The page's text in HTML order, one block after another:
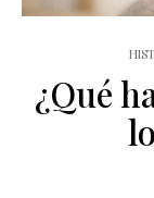
¿Qué